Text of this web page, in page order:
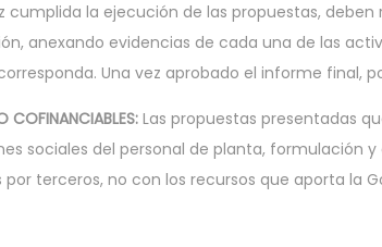
cumplida la ejecución de las propuestas,
anexando evidencias de cada una de las
Una vez aprobado el informe final,
COFINANCIABLES:Las propuestas presentadas
sociales del personal de planta, formulación
por terceros, no con los recursos que aporta la